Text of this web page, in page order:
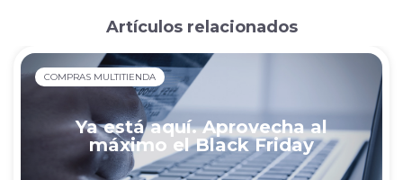
Artículos relacionados
COMPRAS MULTITIENDA
Ya está aquí. Aprovecha al
máximo el Black Friday